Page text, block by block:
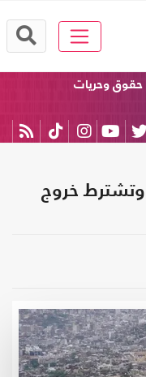
حقوق وحريات
وتشترط خروج